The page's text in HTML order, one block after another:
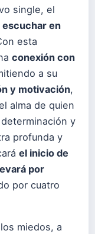
single, el
escuchar en
esta
conexión con
a su
y motivación,
alma de quien
y
profunda y
el inicio de
por
por cuatro
miedos, a